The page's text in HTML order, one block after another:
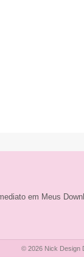
em Meus
© 2026 Nick Design